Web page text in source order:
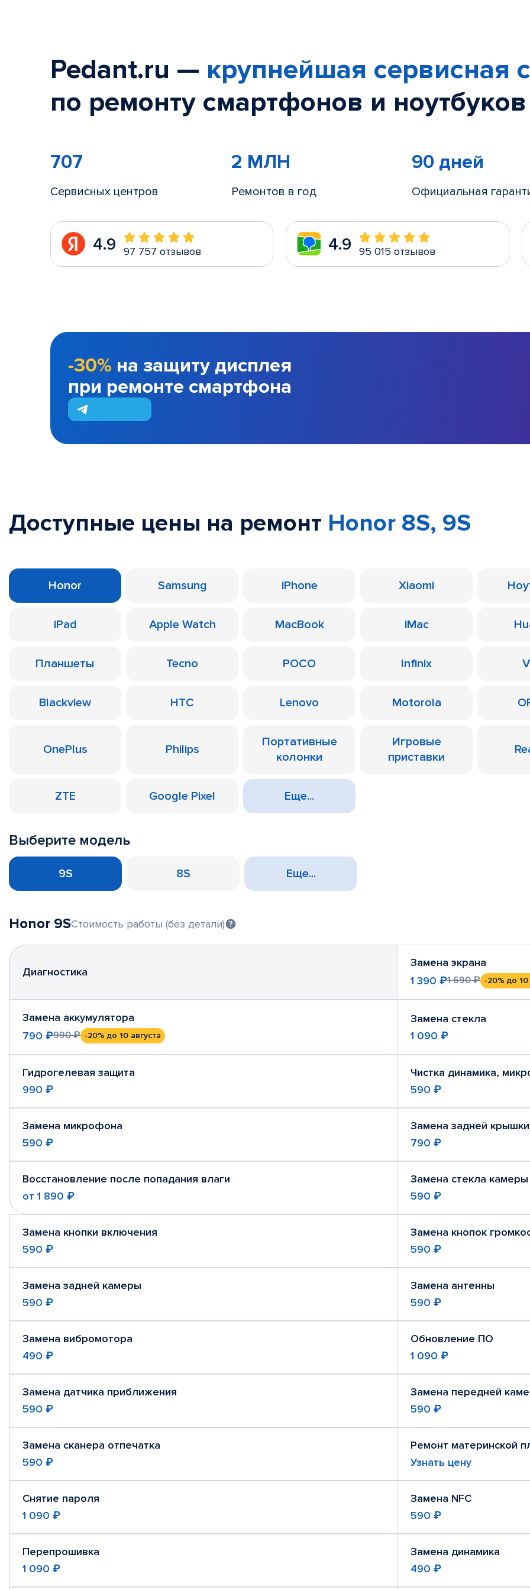
Pedant.ru — крупнейшая сервисная
по ремонту смартфонов и
707
Сервисных центров
2 МЛН
Ремонтов в год
90 дней
Официальная
4.9 97 757 отзывов 4.9 95 015 отзывов
-30% на защиту дисплея
при ремонте смартфона
Доступные цены на ремонт Honor 8S, 9S
Honor Samsung iPhone Xiaomi
iPad Apple Watch MacBook iMac
Планшеты Tecno POCO Infinix
Blackview HTC Lenovo Motorola
OnePlus Philips
Портативные
колонки
Игровые
приставки
ZTE Google Pixel Еще...
Выберите модель
9S 8S Еще...
Honor 9SСтоимость работы (без детали)
Диагностика
Замена экрана
1 390 ₽1 690 ₽ -20% до 10
Замена аккумулятора
790 ₽990 ₽ -20% до 10 августа
Замена стекла
1 090 ₽
Гидрогелевая защита
990 ₽
Чистка динамика,
590 ₽
Замена микрофона
590 ₽
Замена задней крышки
790 ₽
Восстановление после попадания влаги
от 1 890 ₽
Замена стекла камеры
590 ₽
Замена кнопки включения
590 ₽
Замена кнопок
590 ₽
Замена задней камеры
590 ₽
Замена антенны
590 ₽
Замена вибромотора
490 ₽
Обновление ПО
1 090 ₽
Замена датчика приближения
590 ₽
Замена передней
590 ₽
Замена сканера отпечатка
590 ₽
Ремонт материнской
Узнать цену
Снятие пароля
1 090 ₽
Замена NFC
590 ₽
Перепрошивка
1 090 ₽
Замена динамика
490 ₽